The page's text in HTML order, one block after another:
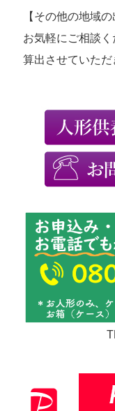
【その他の地域の
お気軽にご相談
算出させていただ